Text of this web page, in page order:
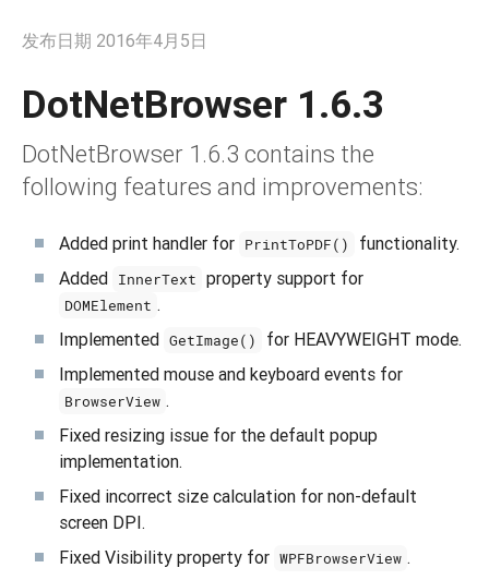
发布日期 2016年4月5日
DotNetBrowser 1.6.3
DotNetBrowser 1.6.3 contains the
following features and improvements:
Added print handler for PrintToPDF()
functionality.
Added InnerText property support for
DOMElement .
Implemented GetImage()
for HEAVYWEIGHT mode.
Implemented mouse and keyboard events for
BrowserView .
Fixed resizing issue for the default popup
implementation.
Fixed incorrect size calculation for non-default
screen DPI.
Fixed Visibility property for WPFBrowserView .